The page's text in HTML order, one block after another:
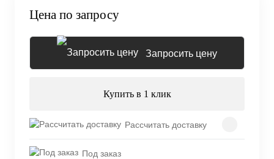
Цена по запросу
Запросить цену
Купить в 1 клик
Рассчитать доставку
Под заказ